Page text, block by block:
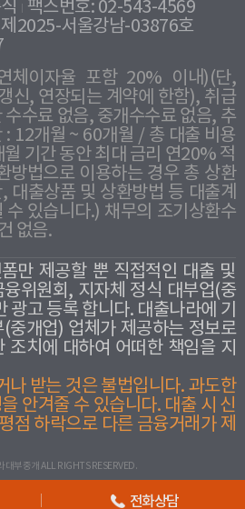
전화상담
팩스번호: 02-543-4569
2025-서울강남-03876호
체이자율 포함 20% 이내)(단,
신, 연장되는 계약에 한함), 취급
수료 없음, 중개수수료 없음, 추
: 12개월 ~ 60개월 / 총 대출 비용
기간 동안 최대 금리 연20% 적
방법으로 이용하는 경우 총 상환
출상품 및 상환방법 등 대출계
수 있습니다.) 채무의 조기상환수
없음.
만 제공할 뿐 직접적인 대출 및
위원회, 지자체 정식 대부업(중
광고 등록 합니다. 대출나라에 기
중개업) 업체가 제공하는 정보로
조치에 대하여 어떠한 책임을 지
나 받는 것은 불법입니다. 과도한
안겨줄 수 있습니다. 대출 시 신
점 하락으로 다른 금융거래가 제
부중개 ALL RIGHTS RESERVED.